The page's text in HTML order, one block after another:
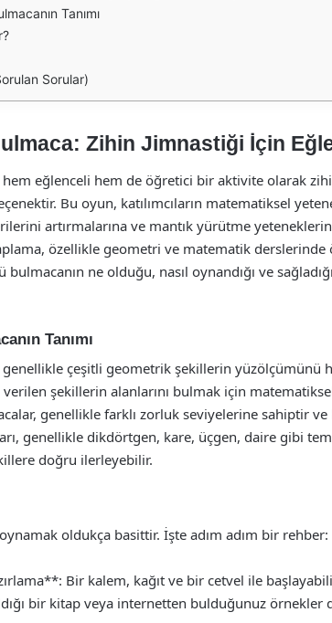
Tanımı
Sorular)
Zihin Jimnastiği İçin
eğlenceli hem de öğretici bir aktivite olarak
Bu oyun, katılımcıların matematiksel
artırmalarına ve mantık yürütme
özellikle geometri ve matematik
ne olduğu, nasıl oynandığı ve
Tanımı
çeşitli geometrik şekillerin yüzölçümünü
verilen şekillerin alanlarını bulmak için
genellikle farklı zorluk seviyelerine sahiptir
genellikle dikdörtgen, kare, üçgen, daire gibi
doğru ilerleyebilir.
oldukça basittir. İşte adım adım bir rehber:
Bir kalem, kağıt ve bir cetvel ile
bir kitap veya internetten bulduğunuz örnekler